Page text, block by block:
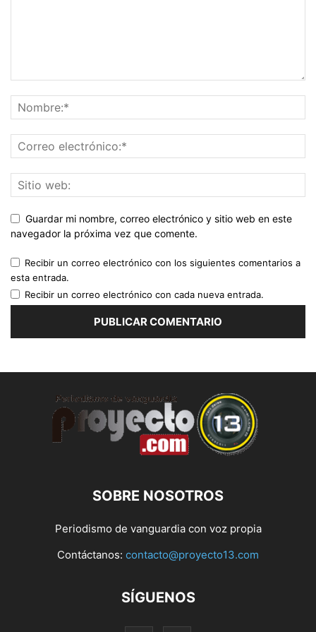
Guardar mi nombre, correo electrónico y sitio web en este
navegador la próxima vez que comente.
Recibir un correo electrónico con los siguientes comentarios a
esta entrada.
Recibir un correo electrónico con cada nueva entrada.
SOBRE NOSOTROS
Periodismo de vanguardia con voz propia
Contáctanos: contacto@proyecto13.com
SÍGUENOS